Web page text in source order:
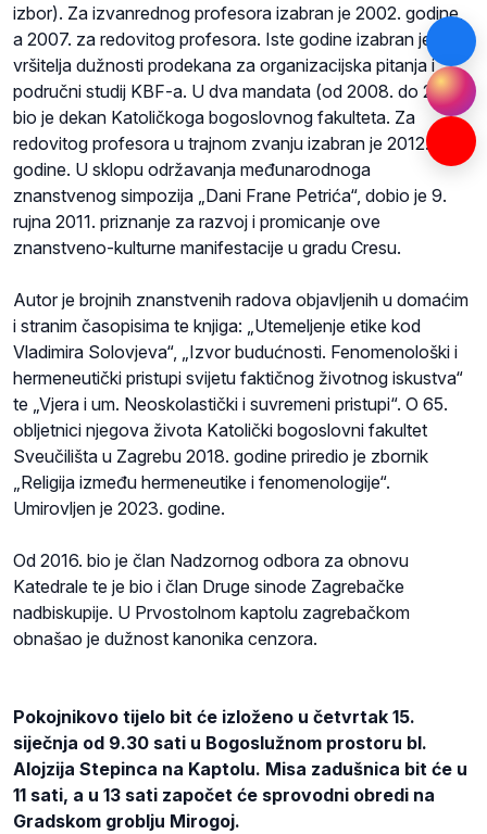
izbor). Za izvanrednog profesora izabran je 2002. godine,
a 2007. za redovitog profesora. Iste godine izabran je za
vršitelja dužnosti prodekana za organizacijska pitanja i
područni studij KBF-a. U dva mandata (od 2008. do 2012.)
bio je dekan Katoličkoga bogoslovnog fakulteta. Za
redovitog profesora u trajnom zvanju izabran je 2012.
godine. U sklopu održavanja međunarodnoga
znanstvenog simpozija „Dani Frane Petrića“, dobio je 9.
rujna 2011. priznanje za razvoj i promicanje ove
znanstveno-kulturne manifestacije u gradu Cresu.
Autor je brojnih znanstvenih radova objavljenih u domaćim
i stranim časopisima te knjiga: „Utemeljenje etike kod
Vladimira Solovjeva“, „Izvor budućnosti. Fenomenološki i
hermeneutički pristupi svijetu faktičnog životnog iskustva“
te „Vjera i um. Neoskolastički i suvremeni pristupi“. O 65.
obljetnici njegova života Katolički bogoslovni fakultet
Sveučilišta u Zagrebu 2018. godine priredio je zbornik
„Religija između hermeneutike i fenomenologije“.
Umirovljen je 2023. godine.
Od 2016. bio je član Nadzornog odbora za obnovu
Katedrale te je bio i član Druge sinode Zagrebačke
nadbiskupije. U Prvostolnom kaptolu zagrebačkom
obnašao je dužnost kanonika cenzora.
Pokojnikovo tijelo bit će izloženo u četvrtak 15.
siječnja od 9.30 sati u Bogoslužnom prostoru bl.
Alojzija Stepinca na Kaptolu. Misa zadušnica bit će u
11 sati, a u 13 sati započet će sprovodni obredi na
Gradskom groblju Mirogoj.